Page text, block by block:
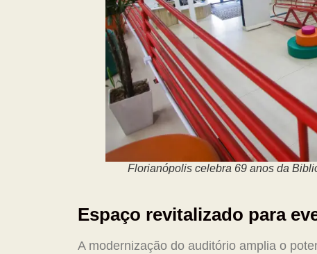
Florianópolis celebra 69 anos da
Espaço revitalizado para
A modernização do auditório amplia o